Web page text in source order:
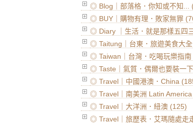
◎ Blog｜部落格．你知或不知...
◎ BUY｜購物有理．敗家無罪
◎ Diary ｜生活．就是那樣五四
◎ Taitung｜台東．旅遊美食大
◎ Taiwan｜台灣．吃喝玩樂指南
◎ Taste｜氣質．偶爾也要裝一
◎ Travel｜中國港澳．China
◎ Travel｜南美洲 Latin
◎ Travel｜大洋洲．紐澳 (125)
◎ Travel｜旅歷表．艾瑪隨處走